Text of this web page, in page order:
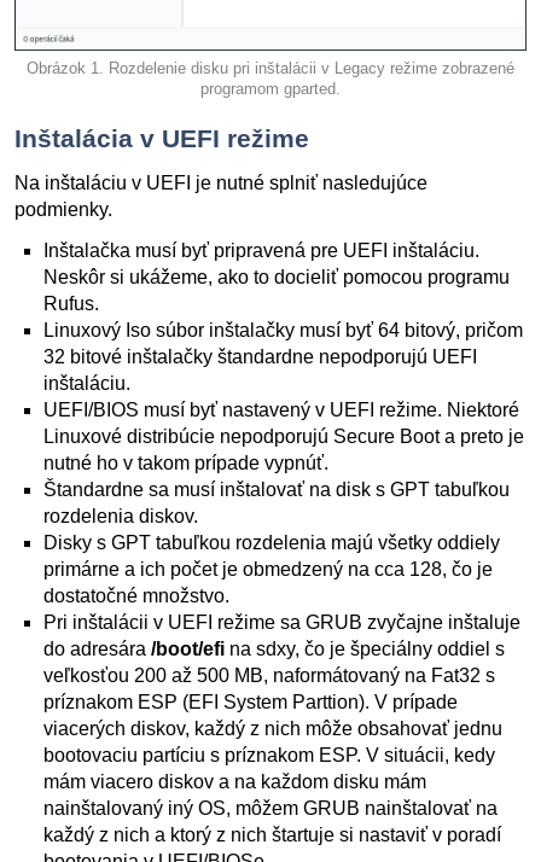
Obrázok 1. Rozdelenie disku pri inštalácii v Legacy režime zobrazené
programom gparted.
Inštalácia v UEFI režime
Na inštaláciu v UEFI je nutné splniť nasledujúce
podmienky.
Inštalačka musí byť pripravená pre UEFI inštaláciu.
Neskôr si ukážeme, ako to docieliť pomocou programu
Rufus.
Linuxový Iso súbor inštalačky musí byť 64 bitový, pričom
32 bitové inštalačky štandardne nepodporujú UEFI
inštaláciu.
UEFI/BIOS musí byť nastavený v UEFI režime. Niektoré
Linuxové distribúcie nepodporujú Secure Boot a preto je
nutné ho v takom prípade vypnúť.
Štandardne sa musí inštalovať na disk s GPT tabuľkou
rozdelenia diskov.
Disky s GPT tabuľkou rozdelenia majú všetky oddiely
primárne a ich počet je obmedzený na cca 128, čo je
dostatočné množstvo.
Pri inštalácii v UEFI režime sa GRUB zvyčajne inštaluje
do adresára /boot/efi na sdxy, čo je špeciálny oddiel s
veľkosťou 200 až 500 MB, naformátovaný na Fat32 s
príznakom ESP (EFI System Parttion). V prípade
viacerých diskov, každý z nich môže obsahovať jednu
bootovaciu partíciu s príznakom ESP. V situácii, kedy
mám viacero diskov a na každom disku mám
nainštalovaný iný OS, môžem GRUB nainštalovať na
každý z nich a ktorý z nich štartuje si nastaviť v poradí